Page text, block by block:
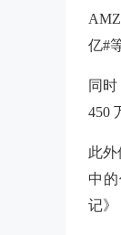
亿#
同
450
此外
中
记》